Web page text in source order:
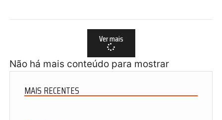
Ver mais
Não há mais conteúdo para mostrar
MAIS RECENTES